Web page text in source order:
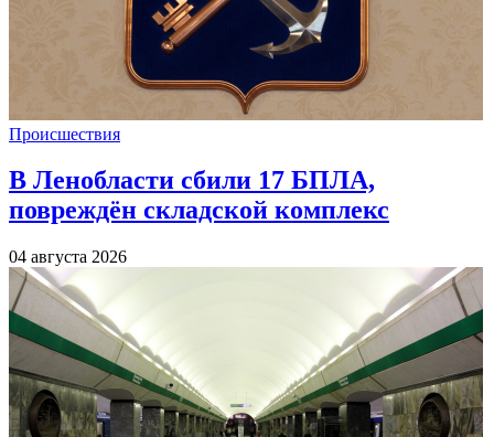
Происшествия
В Ленобласти сбили 17 БПЛА,
повреждён складской комплекс
04 августа 2026